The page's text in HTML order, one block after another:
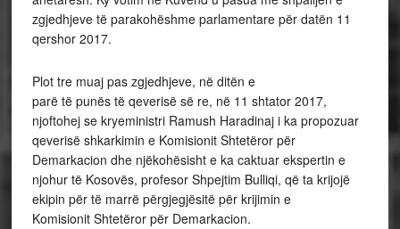
zgjedhjeve të parakohëshme parlamentare për datën 11
qershor 2017.
Plot tre muaj pas zgjedhjeve, në ditën e
parë të punës të qeverisë së re, në 11 shtator 2017,
njoftohej se kryeministri Ramush Haradinaj i ka propozuar
qeverisë shkarkimin e Komisionit Shtetëror për
Demarkacion dhe njëkohësisht e ka caktuar ekspertin e
njohur të Kosovës, profesor Shpejtim Bulliqi, që ta krijojë
ekipin për të marrë përgjegjësitë për krijimin e
Komisionit Shtetëror për Demarkacion.